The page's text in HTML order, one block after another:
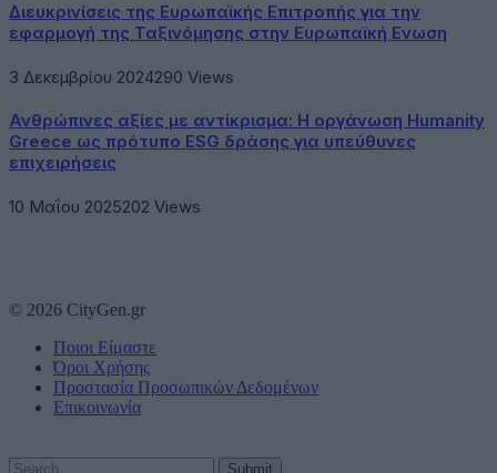
Διευκρινίσεις της Ευρωπαϊκής Επιτροπής για την
εφαρμογή της Ταξινόμησης στην Ευρωπαϊκή Ενωση
3 Δεκεμβρίου 2024290 Views
Ανθρώπινες αξίες με αντίκρισμα: Η οργάνωση Humanity
Greece ως πρότυπο ESG δράσης για υπεύθυνες
επιχειρήσεις
10 Μαΐου 2025202 Views
© 2026 CityGen.gr
Ποιοι Είμαστε
Όροι Χρήσης
Προστασία Προσωπικών Δεδομένων
Επικοινωνία
Submit